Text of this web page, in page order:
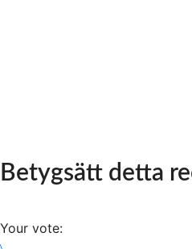
Betygsätt detta
Your vote: